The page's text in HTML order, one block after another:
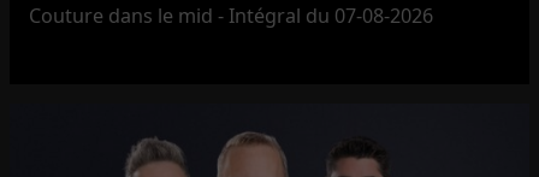
Couture dans le mid - Intégral du 07-08-2026